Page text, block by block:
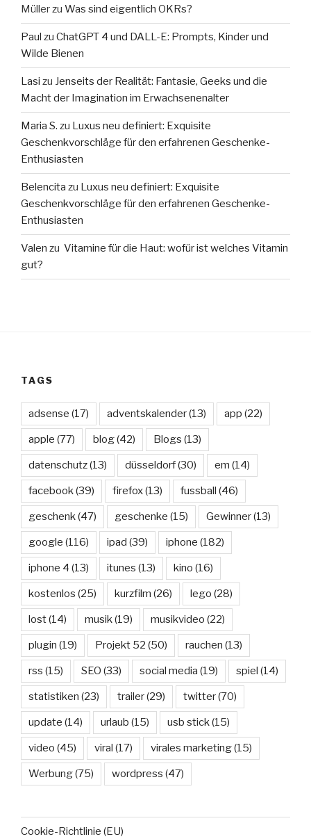
Müllerzu Was sind eigentlich OKRs?
Paul zu ChatGPT 4 und DALL-E: Prompts, Kinder und
Wilde Bienen
Lasi zu Jenseits der Realität: Fantasie, Geeks und die
Macht der Imagination im Erwachsenenalter
Maria S. zu Luxus neu definiert: Exquisite
Geschenkvorschläge für den erfahrenen Geschenke-
Enthusiasten
Belencita zu Luxus neu definiert: Exquisite
Geschenkvorschläge für den erfahrenen Geschenke-
Enthusiasten
Valen zu Vitamine für die Haut: wofür ist welches Vitamin
gut?
TAGS
adsense (17) adventskalender(13) app (22)
apple (77) blog(42) Blogs (13)
datenschutz(13) düsseldorf(30) em (14)
facebook(39) firefox(13) fussball (46)
geschenk(47) geschenke (15) Gewinner(13)
google (116) ipad (39) iphone (182)
iphone 4 (13) itunes (13) kino (16)
kostenlos (25) kurzfilm (26) lego (28)
lost(14) musik(19) musikvideo (22)
plugin (19) Projekt 52 (50) rauchen (13)
rss (15) SEO (33) social media (19) spiel (14)
statistiken (23) trailer(29) twitter(70)
update (14) urlaub (15) usb stick(15)
video (45) viral (17) virales marketing(15)
Werbung(75) wordpress (47)
Cookie-Richtlinie (EU)